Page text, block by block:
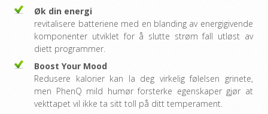
Øk din energi
revitalisere batteriene med en blanding av energigivende
komponenter utviklet for å slutte strøm fall utløst av
diett programmer.
Boost Your Mood
Redusere kalorier kan la deg virkelig følelsen grinete,
men PhenQ mild humør forsterke egenskaper gjør at
vekttapet vil ikke ta sitt toll på ditt temperament.